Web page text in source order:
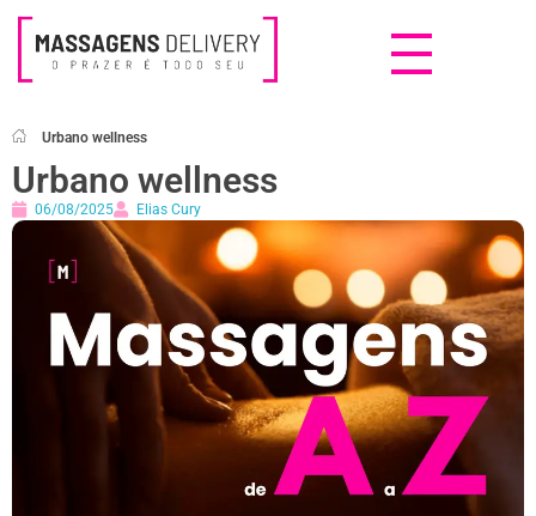
Urbano wellness
Urbano wellness
06/08/2025 Elias Cury